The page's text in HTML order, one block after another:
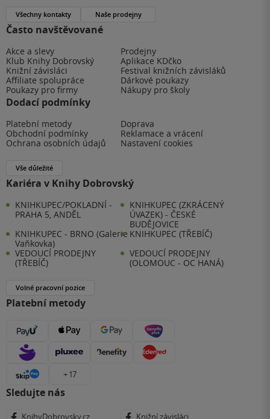
Často navštěvované
Akce a slevy
Prodejny
Klub Knihy Dobrovský
Aplikace KDčko
Knižní závisláci
Festival knižních závisláků
Affiliate spolupráce
Dárkové poukazy
Poukazy pro firmy
Nákupy pro školy
Dodací podmínky
Platební metody
Doprava
Obchodní podmínky
Reklamace a vrácení
Ochrana osobních údajů
Nastavení cookies
Vše důležité
Kariéra v Knihy Dobrovský
KNIHKUPEC/POKLADNÍ -
PRAHA 5, ANDĚL
KNIHKUPEC (ZKRÁCENÝ
ÚVAZEK) - ČESKÉ
BUDĚJOVICE
KNIHKUPEC - BRNO (Galerie
Vaňkovka)
KNIHKUPEC (TŘEBÍČ)
VEDOUCÍ PRODEJNY
(TŘEBÍČ)
VEDOUCÍ PRODEJNY
(OLOMOUC - OC HANÁ)
Volné pracovní pozice
Platební metody
+ 17
Sledujte nás
KnihyDobrovsky.cz Knižní závisláci
Všechny kontakty Naše prodejny